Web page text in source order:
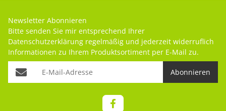
Newsletter Abonnieren
Bitte senden Sie mir entsprechend Ihrer
Datenschutzerklärung regelmäßig und jederzeit widerruflich
Informationen zu Ihrem Produktsortiment per E-Mail zu.
Abonnieren